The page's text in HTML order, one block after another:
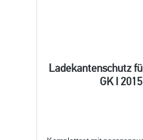
Ladekantenschutz
GK I